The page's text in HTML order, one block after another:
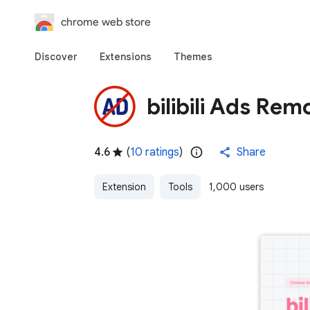
chrome web store
Discover Extensions Themes
bilibili Ads
4.6 (10 ratings) Share
Extension Tools 1,000 users